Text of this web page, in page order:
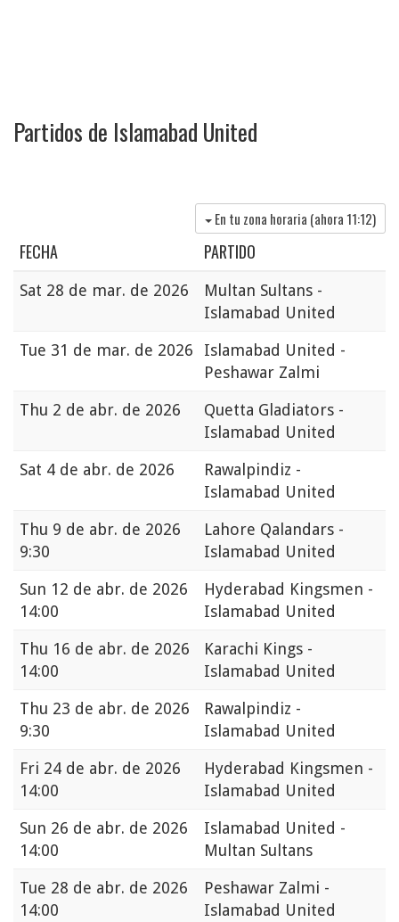
Partidos de Islamabad United
En tu zona horaria (ahora 11:12)
FECHA PARTIDO
Sat 28 de mar. de 2026
Multan Sultans -
Islamabad United
Tue 31 de mar. de 2026
Islamabad United -
Peshawar Zalmi
Thu 2 de abr. de 2026
Quetta Gladiators -
Islamabad United
Sat 4 de abr. de 2026
Rawalpindiz -
Islamabad United
Thu 9 de abr. de 2026
9:30
Lahore Qalandars -
Islamabad United
Sun 12 de abr. de 2026
14:00
Hyderabad Kingsmen -
Islamabad United
Thu 16 de abr. de 2026
14:00
Karachi Kings -
Islamabad United
Thu 23 de abr. de 2026
9:30
Rawalpindiz -
Islamabad United
Fri 24 de abr. de 2026
14:00
Hyderabad Kingsmen -
Islamabad United
Sun 26 de abr. de 2026
14:00
Islamabad United -
Multan Sultans
Tue 28 de abr. de 2026
14:00
Peshawar Zalmi -
Islamabad United